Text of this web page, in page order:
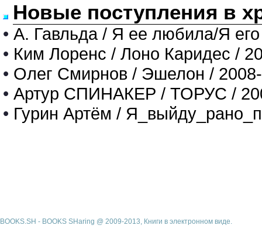
Новые поступления в
• А. Гавльда / Я ее любила/Я
• Ким Лоренс / Лоно Каридес /
• Олег Смирнов / Эшелон /
• Артур СПИНАКЕР / ТОРУС /
• Гурин Артём /
BOOKS.SH - BOOKS SHaring @ 2009-2013, Книги в электронном виде.